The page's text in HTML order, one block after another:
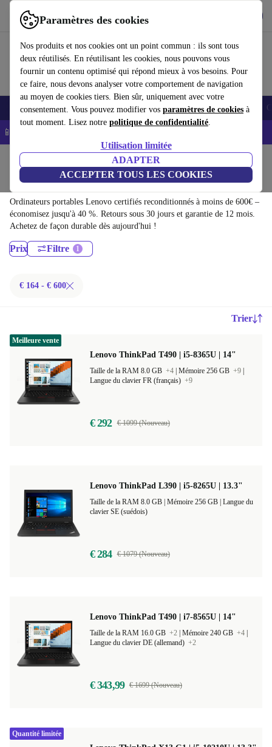
Paramètres des cookies
Nos produits et nos cookies ont un point commun : ils sont tous
deux réutilisés. En réutilisant les cookies, nous pouvons vous
fournir un contenu optimisé qui répond mieux à vos besoins. Pour
ce faire, nous devons analyser votre comportement de navigation
au moyen de cookies tiers. Bien sûr, uniquement avec votre
consentement. Vous pouvez modifier vos paramètres de cookies à
tout moment. Lisez notre politique de confidentialité.
Utilisation limitée
ADAPTER
ACCEPTER TOUS LES COOKIES
Utilisez refurbed rapidement et facilement
Smartphones Laptops Tablettes Montres connectées Accessoires
📱 -5% EXTRA sur les iPhones – Code : IPHONEDEAL -
Ordinateurs portables
Ordinateurs portables Lenovo:
Ordinateurs portables Lenovo certifiés reconditionnés à moins de 600€ –
économisez jusqu'à 40 %. Retours sous 30 jours et garantie de 12 mois.
Achetez de façon durable dès aujourd'hui !
Prix Filtre
€ 164 - € 600
Trier
Lenovo ThinkPad T490 | i5-8365U | 14"
Taille de la RAM 8.0 GB +4 Mémoire 256 GB +9
Langue du clavier FR (français) +9
€ 292 € 1099 (Nouveau)
Meilleure vente
Lenovo ThinkPad L390 | i5-8265U | 13.3"
Langue du
clavier SE (suédois)
€ 284 € 1079 (Nouveau)
Lenovo ThinkPad T490 | i7-8565U | 14"
Taille de la RAM 16.0 GB +2 Mémoire 240 GB +4
Langue du clavier DE (allemand) +2
€ 343,99 € 1699 (Nouveau)
Quantité limitée